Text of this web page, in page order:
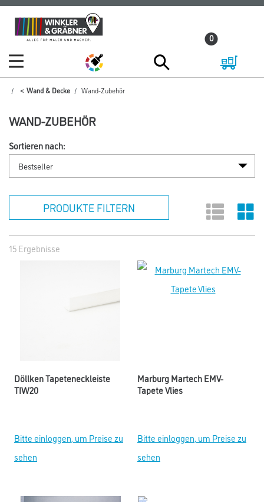
Zum
Inhalt
Zum
Navigationsmenü
0
Wand & Decke Wand-Zubehör
WAND-ZUBEHÖR
Sortieren nach:
PRODUKTE FILTERN
15 Ergebnisse
Döllken Tapeteneckleiste
TIW20
Bitte einloggen, um Preise zu
sehen
Marburg Martech EMV-
Tapete Vlies
Bitte einloggen, um Preise zu
sehen